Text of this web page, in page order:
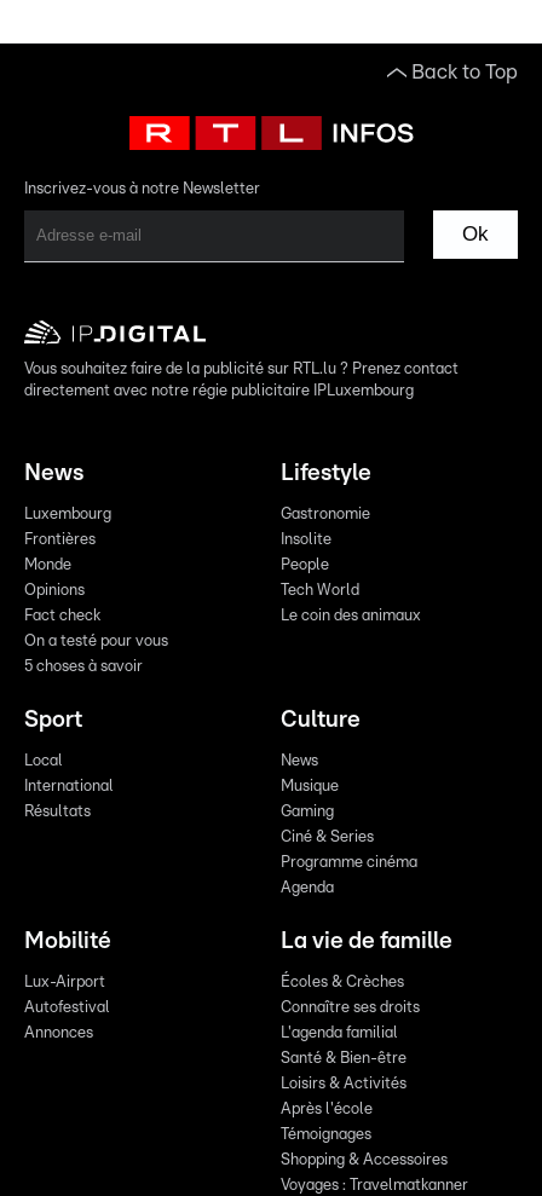
Back to Top
Inscrivez-vous à notre Newsletter
Ok
Vous souhaitez faire de la publicité sur RTL.lu ? Prenez contact
directement avec notre régie publicitaire IPLuxembourg
News
Luxembourg
Frontières
Monde
Opinions
Fact check
On a testé pour vous
5 choses à savoir
Lifestyle
Gastronomie
Insolite
People
Tech World
Le coin des animaux
Sport
Local
International
Résultats
Culture
News
Musique
Gaming
Ciné & Series
Programme cinéma
Agenda
Mobilité
Lux-Airport
Autofestival
Annonces
La vie de famille
Écoles & Crèches
Connaître ses droits
L'agenda familial
Santé & Bien-être
Loisirs & Activités
Après l'école
Témoignages
Shopping & Accessoires
Voyages : Travelmatkanner